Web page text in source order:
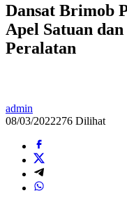
Dansat Brimob
Apel Satuan
Peralatan
admin
08/03/2022276 Dilihat